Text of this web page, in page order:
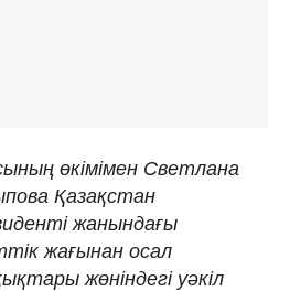
өкімімен Светлана
Қазақстан
жанындағы
жағынан осал
жөніндегі уәкіл